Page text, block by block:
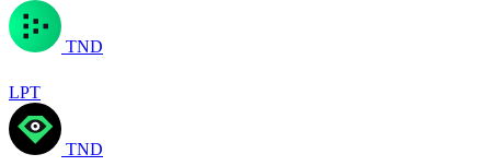
TND
LPT
TND